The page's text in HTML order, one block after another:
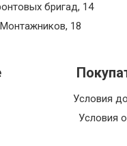
бригад, 14
Монтажников, 18
Условия
Условия